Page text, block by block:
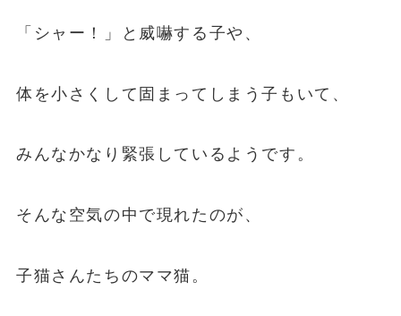
「シャー！」と威嚇する子や、
体を小さくして固まってしまう子もいて、
みんなかなり緊張しているようです。
そんな空気の中で現れたのが、
子猫さんたちのママ猫。